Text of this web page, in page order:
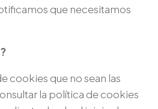
que necesitamos
cookies que no sean las
la política de cookies